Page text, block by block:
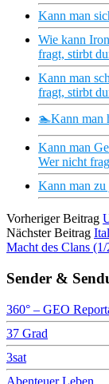
Kann man
Wie kann
fragt, stirbt
Kann man
fragt, stirbt
🏊Kann man
Kann man
Wer nicht
Kann man zu
Vorheriger Beitrag
Nächster Beitrag
Macht des Clans
Sender &
360° – GEO
37 Grad
3sat
Abenteuer Leben